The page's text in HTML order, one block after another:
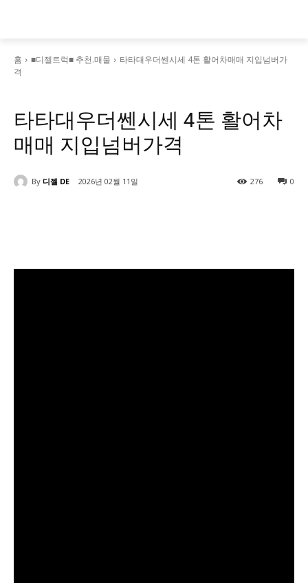
홈 ■디젤트럭■ 추천.매물
타타대우더쎈시세 4톤 활어차매매 지입넘버가
격
타타대우더쎈시세 4톤 활어차
매매 지입넘버가격
By 디젤 DE 2026년 02월 11일 0
276